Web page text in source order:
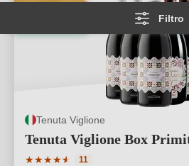
Filtro
Tenuta Viglione
Tenuta Viglione Box
★★★★★
★
Valutazione media di 4.91 su 5
11